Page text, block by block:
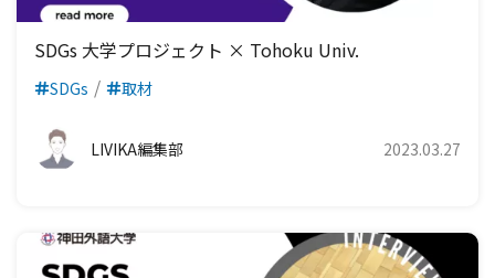
SDGs 大学プロジェクト × Tohoku Univ.
SDGs 取材
LIVIKA編集部 2023.03.27